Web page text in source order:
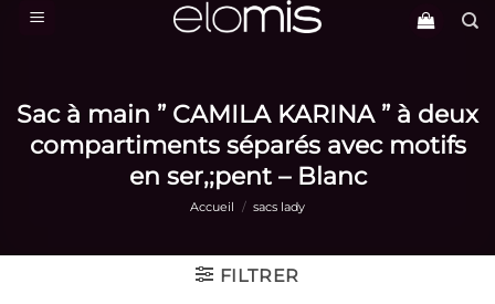
Passer
Sac à main ” CAMILA KARINA ” à deux
compartiments séparés avec motifs
en ser,;pent – Blanc
Accueil / sacs lady
FILTRER